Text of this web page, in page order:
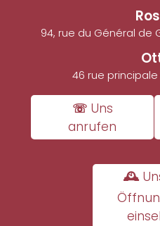
94, rue du Général de
46 rue principale
☏ Uns
anrufen
🕰